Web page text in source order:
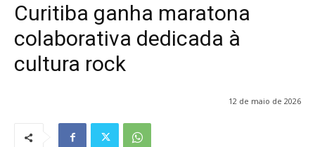
Curitiba ganha maratona
colaborativa dedicada à
cultura rock
12 de maio de 2026